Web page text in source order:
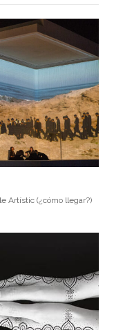
Artístic (¿cómo llegar?)